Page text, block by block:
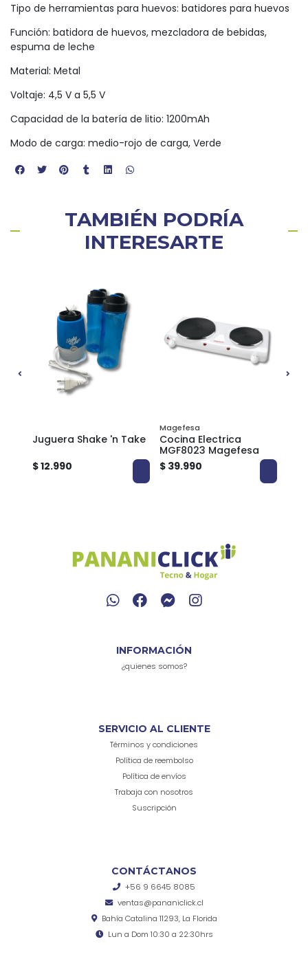
Tipo de herramientas para huevos: batidores para huevos
Función: batidora de huevos, mezcladora de bebidas,
espuma de leche
Material: Metal
Voltaje: 4,5 V a 5,5 V
Capacidad de la batería de litio: 1200mAh
Modo de carga: medio-rojo de carga, Verde
TAMBIÉN PODRÍA
INTERESARTE
Juguera Shake 'n Take
$ 12.990
Magefesa
Cocina Electrica
MGF8023 Magefesa
$ 39.990
INFORMACIÓN
¿quienes somos?
SERVICIO AL CLIENTE
Términos y condiciones
Política de reembolso
Política de envíos
Trabaja con nosotros
Suscripción
CONTÁCTANOS
+56 9 6645 8085
ventas@pananiclick.cl
Bahía Catalina 11293, La Florida
Lun a Dom 10:30 a 22:30hrs